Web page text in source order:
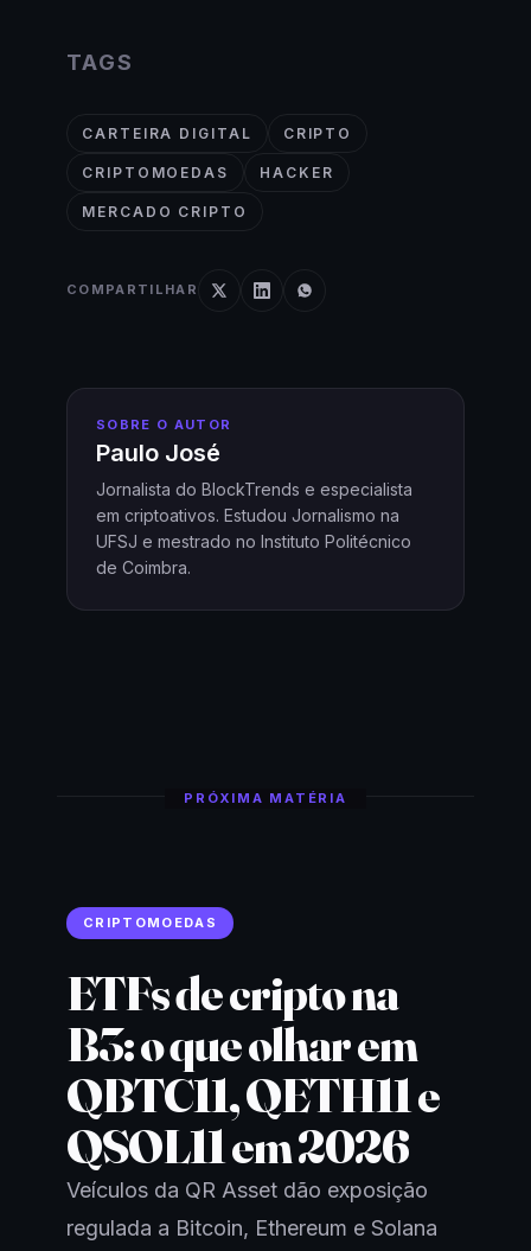
TAGS
CARTEIRA DIGITAL CRIPTO
CRIPTOMOEDAS HACKER
MERCADO CRIPTO
COMPARTILHAR
SOBRE O AUTOR
Paulo José
Jornalista do BlockTrends e especialista
em criptoativos. Estudou Jornalismo na
UFSJ e mestrado no Instituto Politécnico
de Coimbra.
PRÓXIMA MATÉRIA
CRIPTOMOEDAS
ETFs de cripto na
B3: o que olhar em
QBTC11, QETH11 e
QSOL11 em 2026
Veículos da QR Asset dão exposição
regulada a Bitcoin, Ethereum e Solana